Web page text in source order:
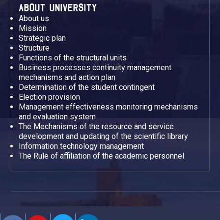
ABOUT UNIVERSITY
About us
Mission
Strategic plan
Structure
Functions of the structural units
Business processes continuity management
mechanisms and action plan
Determination of the student contingent
Election provision
Management effectiveness monitoring mechanisms
and evaluation system
The Mechanisms of the resource and service
development and updating of the scientific library
Information technology management
The Rule of affiliation of the academic personnel